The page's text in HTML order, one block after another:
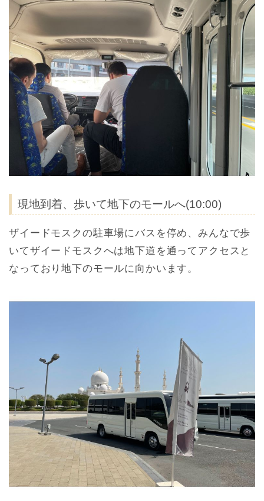
現地到着、歩いて地下のモールへ(10:00)
ザイードモスクの駐車場にバスを停め、みんなで歩
いてザイードモスクへは地下道を通ってアクセスと
なっており地下のモールに向かいます。